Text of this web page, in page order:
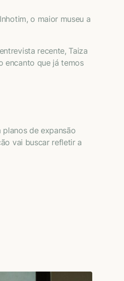
o maior museu a
recente, Taiza
encanto que já temos
de expansão
vai buscar refletir a